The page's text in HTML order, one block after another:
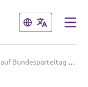
Schließen
Schließen
Volt Deutschland stellt auf Bundesparteitag die Weichen für das Superwahljahr 2029